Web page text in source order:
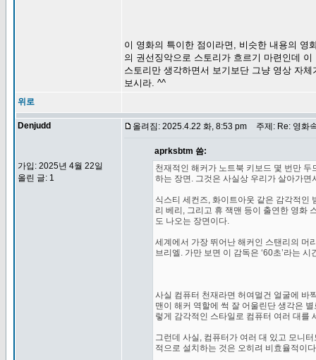
이 영화의 특이한 점이라면, 비슷한 내용의 영
의 권선징악으로 스토리가 흐르기 마련인데
스토리만 생각하면서 보기보단 그냥 영상 자
보시라. ^^
위로
Denjudd
가입: 2025년 4월 22일
올린 글: 1
올려짐: 2025.4.22 화, 8:53 pm 주제: Re: 영화
aprksbtm 씀:
천재적인 해커가 노트북 키보드 몇 번만
하는 장면. 그것은 사실상 우리가 살아가
식스티 세컨즈, 화이트아웃 같은 감각적인
리 베리, 그리고 휴 잭맨 등이 출연한 영화
도 나오는 장면이다.
세계에서 가장 뛰어난 해커인 스탠리의 머
브리엘. 가만 보면 이 감독은 ‘60초’라는
사실 컴퓨터 천재라면 허여멀건 얼굴에 바
맨이 해커 역할에 썩 잘 어울린단 생각은
렇게 감각적인 스타일로 컴퓨터 여러 대를
그런데 사실, 컴퓨터가 여러 대 있고 모니
적으로 설치하는 것은 오히려 비효율적이